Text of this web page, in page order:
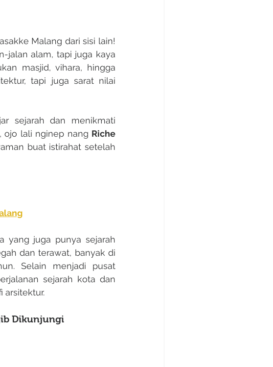
jalan alam, tapi juga kaya
masjid, vihara, hingga
tapi juga sarat nilai
ojo lali nginep nang Riche
buat istirahat setelah
dan terawat, banyak di
Selain menjadi pusat
sejarah kota dan
arsitektur.
Dikunjungi